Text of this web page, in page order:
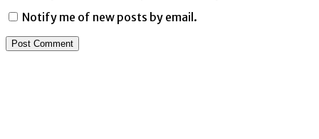
Notify me of new posts by email.